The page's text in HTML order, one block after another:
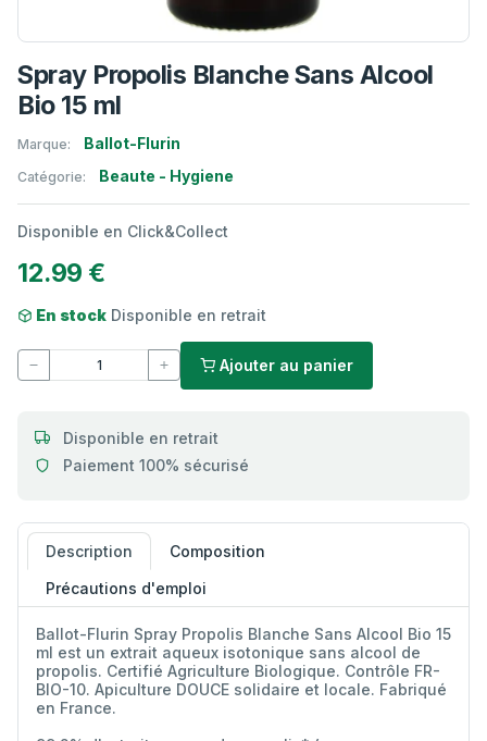
Spray Propolis Blanche Sans Alcool
Bio 15 ml
Marque: Ballot-Flurin
Catégorie: Beaute - Hygiene
Disponible en Click&Collect
12.99 €
En stock Disponible en retrait
Ajouter au panier
Disponible en retrait
Paiement 100% sécurisé
Description
Composition
Précautions d'emploi
Ballot-Flurin Spray Propolis Blanche Sans Alcool Bio 15
ml est un extrait aqueux isotonique sans alcool de
propolis. Certifié Agriculture Biologique. Contrôle FR-
BIO-10. Apiculture DOUCE solidaire et locale. Fabriqué
en France.